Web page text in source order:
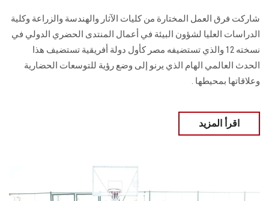
شاركت فرق العمل المختارة من كليات الآثار والهندسة والزراعة وكلية
الدراسات العليا لشؤون ‏البيئة في أعمال المنتدى الحضري الدولي في
نسخته 12 والذي تستضيفه ‏مصر كأول دولة أفريقية تستضيف هذا
الحدث العالمي الهام الذي يرنو إلى وضع رؤية ‏للتوسعات الحضارية
وعلاقاتها بمحيطها ‎.‎
اقرأ المزيد